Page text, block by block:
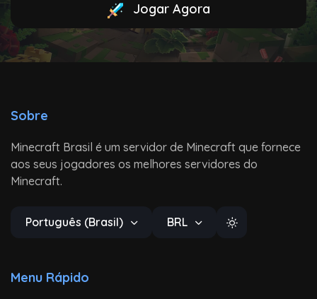
Jogar Agora
Sobre
Minecraft Brasil é um servidor de Minecraft que fornece
aos seus jogadores os melhores servidores do
Minecraft.
Português (Brasil) BRL
Menu Rápido